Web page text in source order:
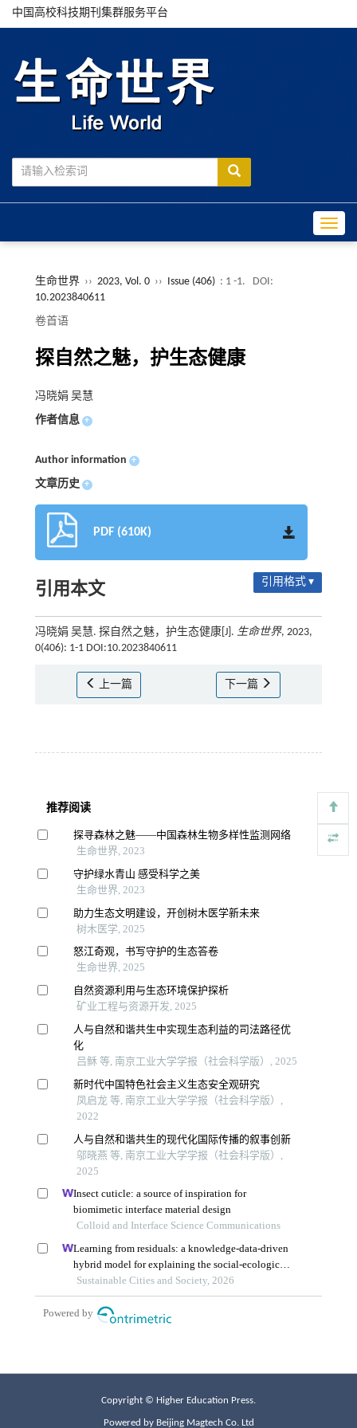
中国高校科技期刊集群服务平台
生命世界 ›› 2023, Vol. 0 ›› Issue (406) : 1 -1.
DOI:
10.2023840611
卷首语
探自然之魅，护生态健康
冯晓娟 吴慧
作者信息 +
Author information +
文章历史 +
PDF (610K)
引用本文 引用格式 ▾
冯晓娟 吴慧. 探自然之魅，护生态健康[J]. 生命世界, 2023,
0(406): 1-1 DOI:10.2023840611
上一篇 下一篇
Copyright © Higher Education Press.
Powered by Beijing Magtech Co. Ltd